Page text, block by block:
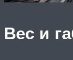
Вес и